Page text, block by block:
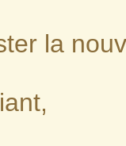
la